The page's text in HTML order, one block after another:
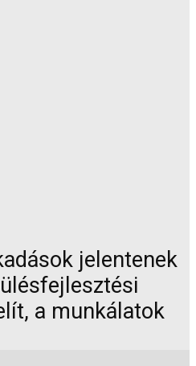
jelentenek
a munkálatok